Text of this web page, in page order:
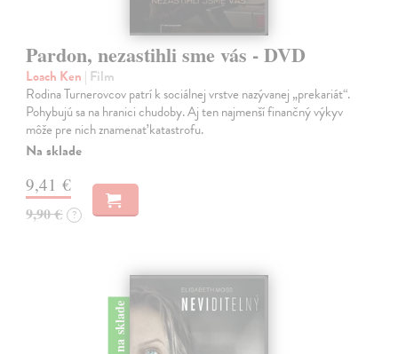
Pardon, nezastihli sme vás - DVD
Loach Ken | Film
Rodina Turnerovcov patrí k sociálnej vrstve nazývanej „prekariát“.
Pohybujú sa na hranici chudoby. Aj ten najmenší finančný výkyv
môže pre nich znamenať katastrofu.
Na sklade
9,41 €
9,90 € ?
na sklade